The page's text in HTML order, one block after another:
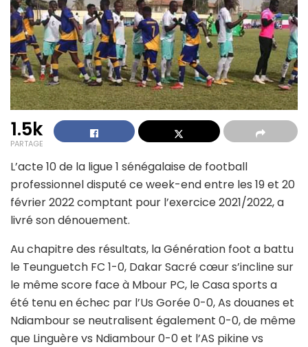
1.5k
PARTAGE
L’acte 10 de la ligue 1 sénégalaise de football
professionnel disputé ce week-end entre les 19 et 20
février 2022 comptant pour l’exercice 2021/2022, a
livré son dénouement.
Au chapitre des résultats, la Génération foot a battu
le Teunguetch FC 1-0, Dakar Sacré cœur s’incline sur
le même score face à Mbour PC, le Casa sports a
été tenu en échec par l’Us Gorée 0-0, As douanes et
Ndiambour se neutralisent également 0-0, de même
que Linguère vs Ndiambour 0-0 et l’AS pikine vs